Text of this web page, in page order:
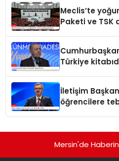
Meclis’te
Paketi ve TSK
Türkiye
İletişim
öğrencilere
Mersin'de